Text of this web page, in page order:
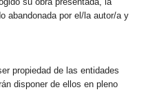
abandonada por el/la autor/a y
propiedad de las entidades
disponer de ellos en pleno